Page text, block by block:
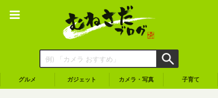
グルメ ガジェット カメラ・写真 子育て